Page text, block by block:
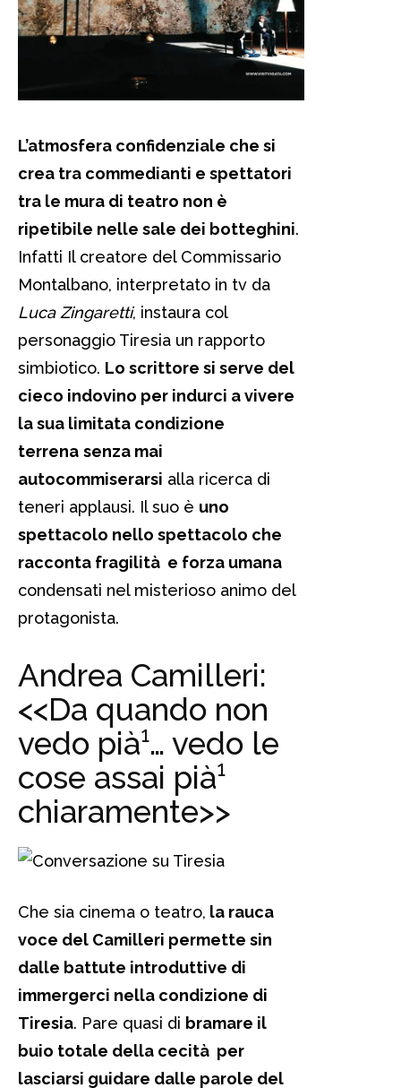
L’atmosfera confidenziale che si
crea tra commedianti e spettatori
tra le mura di teatro non è
ripetibile nelle sale dei botteghini.
Infatti Il creatore del Commissario
Montalbano, interpretato in tv da
Luca Zingaretti, instaura col
personaggio Tiresia un rapporto
simbiotico. Lo scrittore si serve del
cieco indovino per indurci a vivere
la sua limitata condizione
terrena senza mai
autocommiserarsi alla ricerca di
teneri applausi. Il suo è uno
spettacolo nello spettacolo che
racconta fragilità e forza umana
condensati nel misterioso animo del
protagonista.
Andrea Camilleri:
<<Da quando non
vedo pià¹… vedo le
cose assai pià¹
chiaramente>>
Che sia cinema o teatro, la rauca
voce del Camilleri permette sin
dalle battute introduttive di
immergerci nella condizione di
Tiresia. Pare quasi di bramare il
buio totale della cecità per
lasciarsi guidare dalle parole del